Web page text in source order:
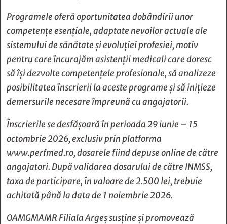
Programele oferă oportunitatea dobândirii unor
competențe esențiale, adaptate nevoilor actuale ale
sistemului de sănătate și evoluției profesiei, motiv
pentru care încurajăm asistenții medicali care doresc
să își dezvolte competențele profesionale, să analizeze
posibilitatea înscrierii la aceste programe și să inițieze
demersurile necesare împreună cu angajatorii.
Înscrierile se desfășoară în perioada 29 iunie – 15
octombrie 2026, exclusiv prin platforma
www.perfmed.ro, dosarele fiind depuse online de către
angajatori. După validarea dosarului de către INMSS,
taxa de participare, în valoare de 2.500 lei, trebuie
achitată până la data de 1 noiembrie 2026.
OAMGMAMR Filiala Argeș susține și promovează